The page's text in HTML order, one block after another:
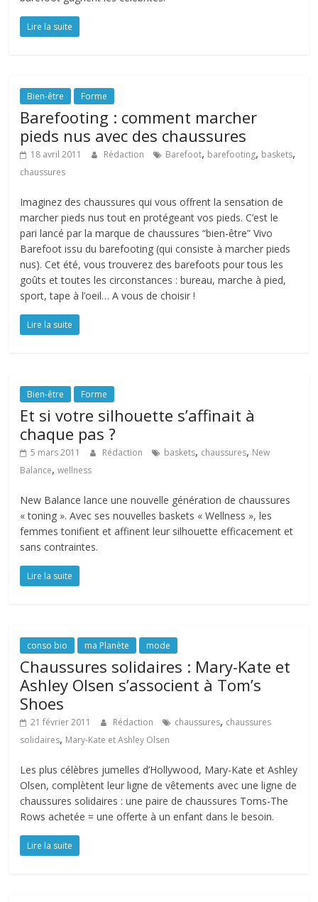
Lire la suite
Bien-être Forme
Barefooting : comment marcher
pieds nus avec des chaussures
18 avril 2011 Rédaction Barefoot, barefooting, baskets,
chaussures
Imaginez des chaussures qui vous offrent la sensation de
marcher pieds nus tout en protégeant vos pieds. C’est le
pari lancé par la marque de chaussures “bien-être” Vivo
Barefoot issu du barefooting (qui consiste à marcher pieds
nus). Cet été, vous trouverez des barefoots pour tous les
goûts et toutes les circonstances : bureau, marche à pied,
sport, tape à l’oeil… A vous de choisir !
Lire la suite
Bien-être Forme
Et si votre silhouette s’affinait à
chaque pas ?
5 mars 2011 Rédaction baskets, chaussures, New
Balance,wellness
New Balance lance une nouvelle génération de chaussures
« toning ». Avec ses nouvelles baskets « Wellness », les
femmes tonifient et affinent leur silhouette efficacement et
sans contraintes.
Lire la suite
conso bio ma Planète mode
Chaussures solidaires : Mary-Kate et
Ashley Olsen s’associent à Tom’s
Shoes
21 février 2011 Rédaction chaussures, chaussures
solidaires, Mary-Kate et Ashley Olsen
Les plus célèbres jumelles d’Hollywood, Mary-Kate et Ashley
Olsen, complètent leur ligne de vêtements avec une ligne de
chaussures solidaires : une paire de chaussures Toms-The
Rows achetée = une offerte à un enfant dans le besoin.
Lire la suite